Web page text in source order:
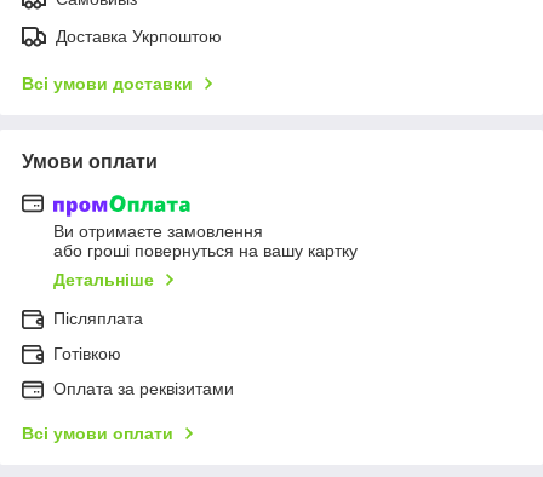
Доставка Укрпоштою
Всі умови доставки
Умови оплати
Ви отримаєте замовлення
або гроші повернуться на вашу картку
Детальніше
Післяплата
Готівкою
Оплата за реквізитами
Всі умови оплати